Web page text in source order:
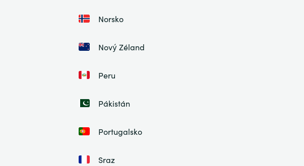
Norsko
Nový Zéland
Peru
Pákistán
Portugalsko
Sraz